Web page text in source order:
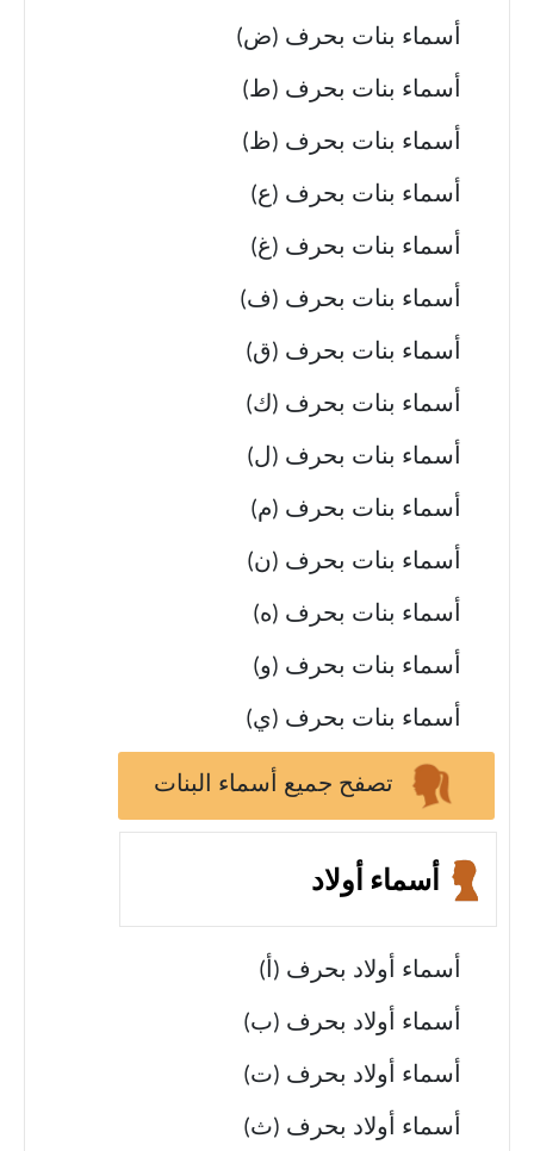
أسماء بنات بحرف (ض)
أسماء بنات بحرف (ط)
أسماء بنات بحرف (ظ)
أسماء بنات بحرف (ع)
أسماء بنات بحرف (غ)
أسماء بنات بحرف (ف)
أسماء بنات بحرف (ق)
أسماء بنات بحرف (ك)
أسماء بنات بحرف (ل)
أسماء بنات بحرف (م)
أسماء بنات بحرف (ن)
أسماء بنات بحرف (ه)
أسماء بنات بحرف (و)
أسماء بنات بحرف (ي)
تصفح جميع أسماء البنات
أسماء أولاد
أسماء أولاد بحرف (أ)
أسماء أولاد بحرف (ب)
أسماء أولاد بحرف (ت)
أسماء أولاد بحرف (ث)